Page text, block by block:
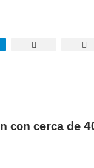
con cerca de